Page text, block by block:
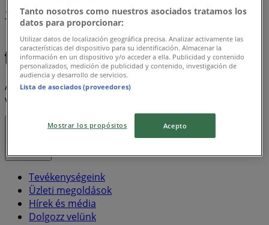
1
Xxl
Electrolux Sony New Balance Fortnite
A Tiendeo a Shopfully része - ez a technológiai vállalat
világszerte újragondolja a helyi vásárlást.
Tevékenységeink
Üzleti megoldások
Hírek és média
Dolgozz velünk
Tanto nosotros como nuestros asociados tratamos los
datos para proporcionar:
Utilizar datos de localización geográfica precisa. Analizar activamente las
características del dispositivo para su identificación. Almacenar la
información en un dispositivo y/o acceder a ella. Publicidad y contenido
personalizados, medición de publicidad y contenido, investigación de
audiencia y desarrollo de servicios.
Lista de asociados (proveedores)
Mostrar los propósitos Acepto